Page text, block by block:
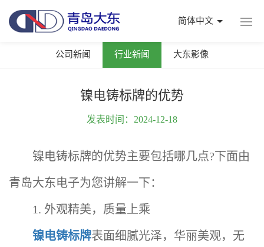
简体中文
公司新闻 行业新闻 大东影像
镍电铸标牌的优势
发表时间：2024-12-18
镍电铸标牌的优势主要包括哪几点?下面由
青岛大东电子为您讲解一下：
1. 外观精美，质量上乘
镍电铸标牌表面细腻光泽，华丽美观，无